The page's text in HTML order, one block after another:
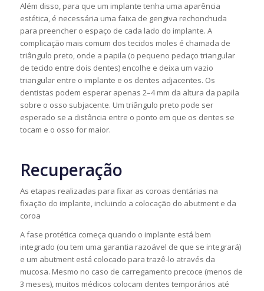
Além disso, para que um implante tenha uma aparência
estética, é necessária uma faixa de gengiva rechonchuda
para preencher o espaço de cada lado do implante. A
complicação mais comum dos tecidos moles é chamada de
triângulo preto, onde a papila (o pequeno pedaço triangular
de tecido entre dois dentes) encolhe e deixa um vazio
triangular entre o implante e os dentes adjacentes. Os
dentistas podem esperar apenas 2–4 mm da altura da papila
sobre o osso subjacente. Um triângulo preto pode ser
esperado se a distância entre o ponto em que os dentes se
tocam e o osso for maior.
Recuperação
As etapas realizadas para fixar as coroas dentárias na
fixação do implante, incluindo a colocação do abutment e da
coroa
A fase protética começa quando o implante está bem
integrado (ou tem uma garantia razoável de que se integrará)
e um abutment está colocado para trazê-lo através da
mucosa. Mesmo no caso de carregamento precoce (menos de
3 meses), muitos médicos colocam dentes temporários até